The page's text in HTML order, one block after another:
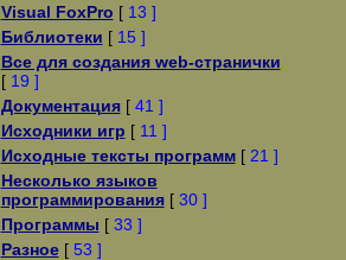
Visual FoxPro [ 13 ]
Библиотеки [ 15 ]
Все для создания web-странички
[ 19 ]
Документация[ 41 ]
Исходники игр [ 11 ]
Исходные тексты программ[ 21 ]
Несколько языков
программирования[ 30 ]
Программы [ 33 ]
Разное[ 53 ]